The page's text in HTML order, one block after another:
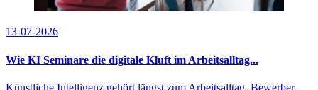
13-07-2026
Wie KI Seminare die digitale Kluft im Arbeitsalltag...
Künstliche Intelligenz gehört längst zum Arbeitsalltag. Bewerber,